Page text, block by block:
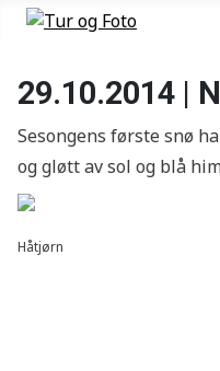
29.10.2014 |
Sesongens første snø
og gløtt av sol og blå
Håtjørn